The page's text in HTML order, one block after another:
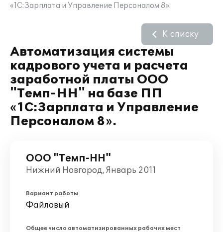
«1С:Зарплата и Управление Персоналом 8».
Автоматизация системы
кадрового учета и расчета
заработной платы ООО
"Темп-НН" на базе ПП
«1С:Зарплата и Управление
Персоналом 8».
К списку
ООО "Темп-НН"
Нижний Новгород, Январь 2011
Вариант работы
Файловый
Общее число автоматизированных рабочих мест